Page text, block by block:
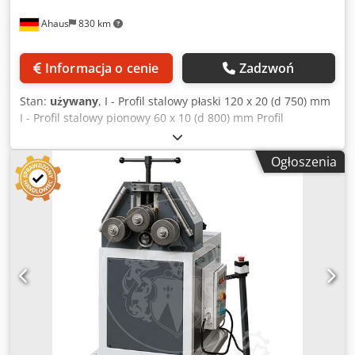
Ahaus 830 km
Informacja o cenie Zadzwoń
Stan: używany, I - Profil stalowy płaski 120 x 20 (d 750) mm
I - Profil stalowy pionowy 60 x 10 (d 800) mm Profil
kątownikowy 50 x 5 (d 1200) mm Materiał pełny - średnica
35,0 (d 800) mm Średnica rury maks. 70 x 3,0 (d 1200) mm
Średnica wału 52,0 mm Średnica wałka górnego 155 mm
Średnica wałka dolnego 155 mm Długość skoku 150 mm
Prędkość obrotowa 9,0 obr./min Całkowite
zapotrzebowanie na moc 1,3 kW Waga 305 kg Wymiary dł.-
szer.-wys. 900 x 700 x 1500 mm Wyposażenie: - wytrzymała,
elektromotoryczna maszyna do gięcia profili/rur - podstawa
maszyny z tylną półką Crjdpfjzlukrox Ahljf - możliwość
pracy w pozycji poziomej i pionowej - segmentowane,
standardowe wałki (dzielone) - 2 zestawy wałków do rur o
średnicy 50 + 60 mm - ręczne ustawianie położenia wałka
górnego - analogowy wskaźnik położenia wałków górnych
(skala) - ręcznie regulowane wałki boczne/prowadzące -
Ogłoszenia